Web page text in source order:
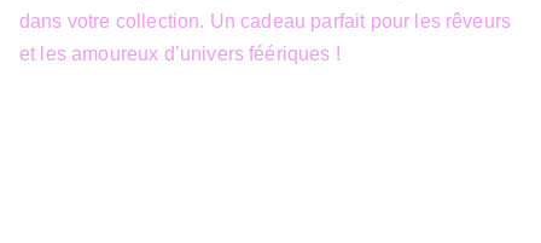
dans votre collection. Un cadeau parfait pour les rêveurs
et les amoureux d’univers féériques !